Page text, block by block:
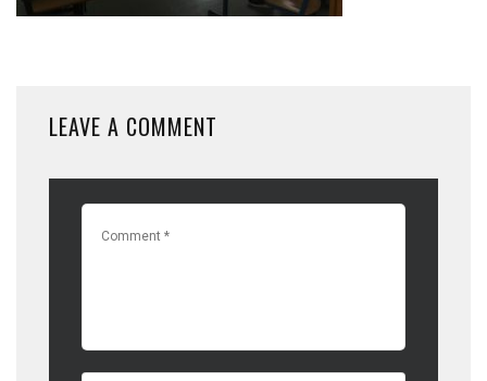
LEAVE A COMMENT